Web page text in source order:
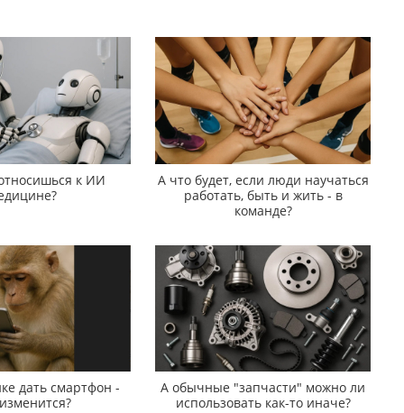
к ИИ
А что будет, если люди научаться
работать, быть и жить - в
команде?
дать смартфон -
А обычные "запчасти" можно ли
использовать как-то иначе?